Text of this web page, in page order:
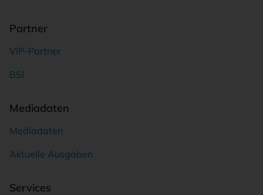
Partner
VIP-Partner
BSI
Mediadaten
Mediadaten
Aktuelle Ausgaben
Services